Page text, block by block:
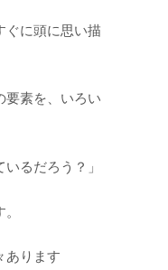
ぐに頭に思い描
要素を、いろい
るだろう？」
あります